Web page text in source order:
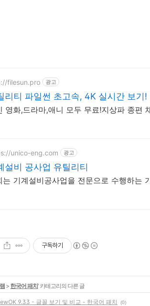
filesun.pro 광고
리티 파일썬 초고속, 4K 실시간 보기!
영화,드라마,애니 모두 무료!지상파 종편
unico-eng.com 광고
설비 공사업 유틸리티
는 기계설비공사업을 전문으로 수행하는
구독하기
> 한국어 패치' 카테고리의 다른 글
9.33 - 글꼴 보기 및 비교 - 한국어 패치 (0)